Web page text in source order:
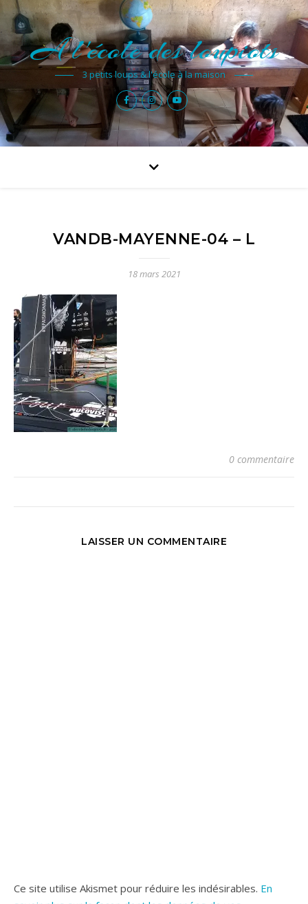
A l'école des loupiots
3 petits loups & l'école à la maison
VANDB-MAYENNE-04 – L
18 mars 2021
0 commentaire
LAISSER UN COMMENTAIRE
Ce site utilise Akismet pour réduire les indésirables. En